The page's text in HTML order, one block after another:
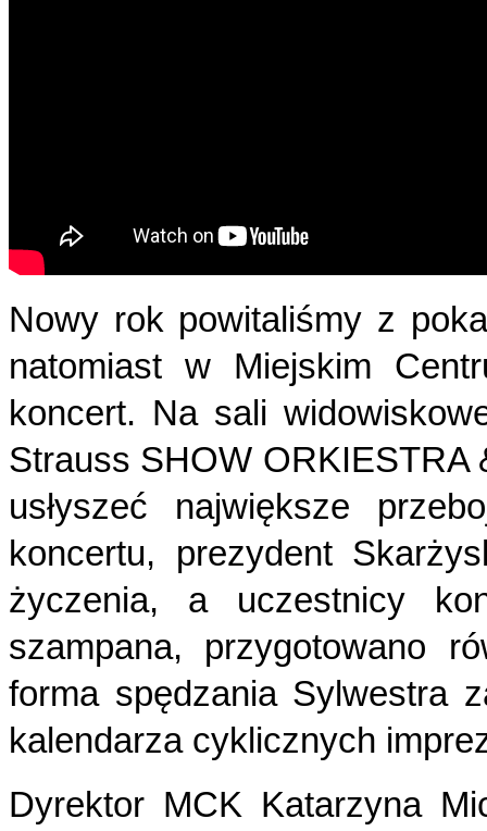
Nowy rok powitaliśmy z
natomiast w Miejskim
koncert. Na sali
Strauss SHOW ORKIESTRA
usłyszeć największe
koncertu, prezydent
życzenia, a uczestnicy
szampana, przygotowano
forma spędzania Sylwestra
kalendarza cyklicznych
Dyrektor MCK Katarzyna